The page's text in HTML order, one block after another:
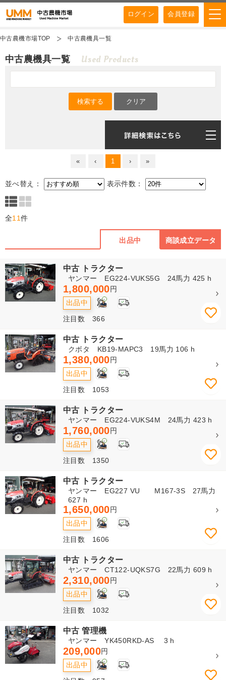
ログイン 会員登録
中古農機市場TOP 中古農機具一覧
中古農機具一覧 Used Products
« ‹ 1 › »
並べ替え： 表示件数：
全11件
出品中 商談成立データ
中古 トラクター
ヤンマー EG224-VUKS5G 24馬力 425 h
1,800,000円
出品中 2
注目数 366
中古 トラクター
クボタ KB19-MAPC3 19馬力 106 h
1,380,000円
出品中 2
注目数 1053
中古 トラクター
ヤンマー EG224-VUKS4M 24馬力 423 h
1,760,000円
出品中 2
注目数 1350
中古 トラクター
ヤンマー EG227 VU M167-3S 27馬力
627 h
1,650,000円
出品中 2
注目数 1606
中古 トラクター
ヤンマー CT122-UQKS7G 22馬力 609 h
2,310,000円
出品中 2
注目数 1032
中古 管理機
ヤンマー YK450RKD-AS 3 h
209,000円
出品中 2